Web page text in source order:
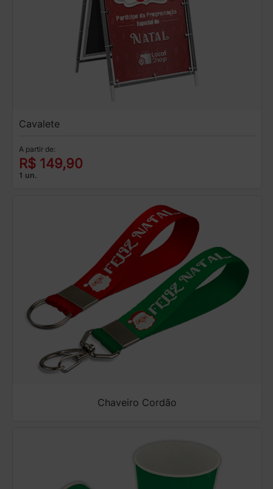
Cavalete
A partir de:
R$ 149,90
1 un.
Chaveiro Cordão